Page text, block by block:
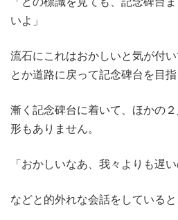
いよ」
流石にこれはおかしいと気が付
とか道路に戻って記念碑台を目指
漸く記念碑台に着いて、ほかの
形もありません。
「おかしいなあ、我々よりも遅い
などと的外れな会話をしていると